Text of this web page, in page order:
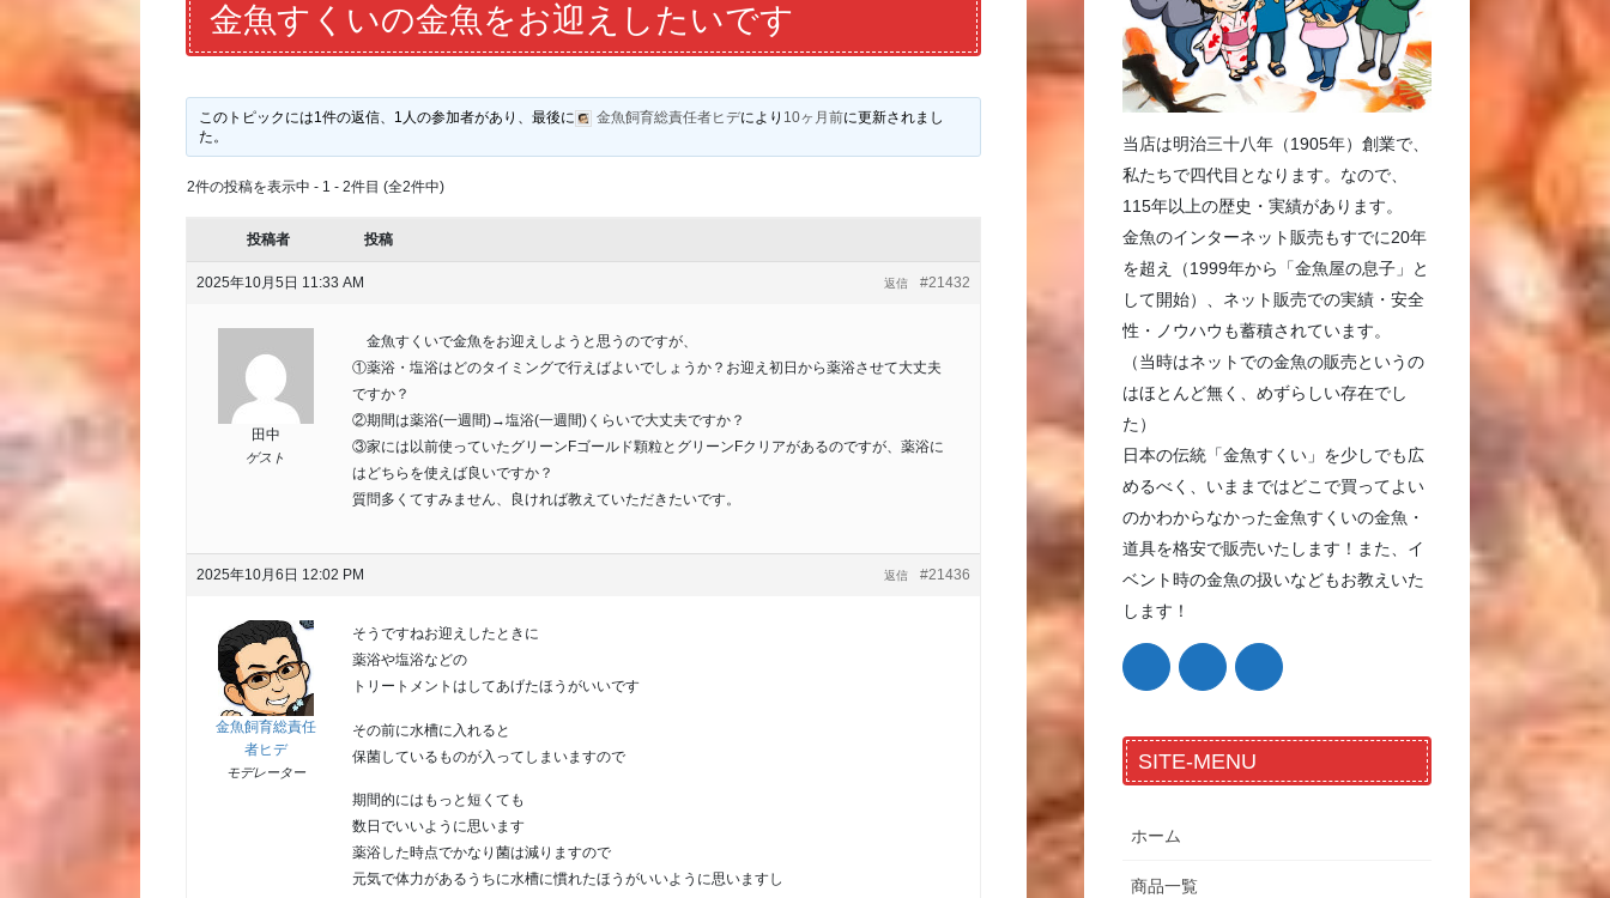
金魚すくいの金魚をお迎えしたいです
このトピックには1件の返信、1人の参加者があり、最後に 金魚飼育総責任者ヒデにより 10ヶ月前に更新されまし
た。
2件の投稿を表示中 - 1 - 2件目 (全2件中)
投稿者 投稿
2025年10月5日 11:33 AM #21432
返信
田中
ゲスト
金魚すくいで金魚をお迎えしようと思うのですが、
①薬浴・塩浴はどのタイミングで行えばよいでしょうか？お迎え初日から薬浴させて大丈夫
ですか？
②期間は薬浴(一週間)→塩浴(一週間)くらいで大丈夫ですか？
③家には以前使っていたグリーンFゴールド顆粒とグリーンFクリアがあるのですが、薬浴に
はどちらを使えば良いですか？
質問多くてすみません、良ければ教えていただきたいです。
2025年10月6日 12:02 PM #21436
返信
金魚飼育総責任
者ヒデ
モデレーター
そうですねお迎えしたときに
薬浴や塩浴などの
トリートメントはしてあげたほうがいいです
その前に水槽に入れると
保菌しているものが入ってしまいますので
期間的にはもっと短くても
数日でいいように思います
薬浴した時点でかなり菌は減りますので
元気で体力があるうちに水槽に慣れたほうがいいように思いますし
当店は明治三十八年（1905年）創業で、
私たちで四代目となります。なので、
115年以上の歴史・実績があります。
金魚のインターネット販売もすでに20年
を超え（1999年から「金魚屋の息子」と
して開始）、ネット販売での実績・安全
性・ノウハウも蓄積されています。
（当時はネットでの金魚の販売というの
はほとんど無く、めずらしい存在でし
た）
日本の伝統「金魚すくい」を少しでも広
めるべく、いままではどこで買ってよい
のかわからなかった金魚すくいの金魚・
道具を格安で販売いたします！また、イ
ベント時の金魚の扱いなどもお教えいた
します！
SITE-MENU
ホーム
商品一覧